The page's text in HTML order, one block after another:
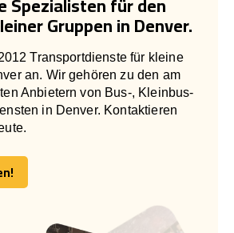
Gruppen in Denver.
Transportdienste für kleine
an. Wir gehören zu den am
Anbietern von Bus-, Kleinbus-
in Denver. Kontaktieren